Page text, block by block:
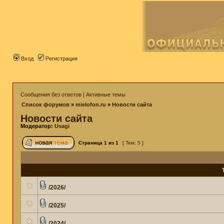
Вход Регистрация
Сообщения без ответов | Активные темы
Список форумов » mielofon.ru » Новости сайта
Новости сайта
Модератор: Usagi
Страница 1 из 1 [ Тем: 5 ]
/2026/
/2025/